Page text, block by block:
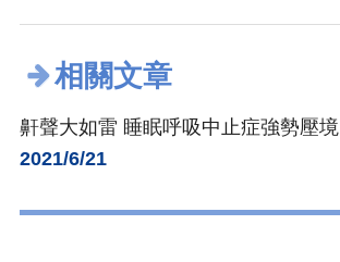
相關文章
鼾聲大如雷 睡眠呼吸中止症強勢壓境
2021/6/21